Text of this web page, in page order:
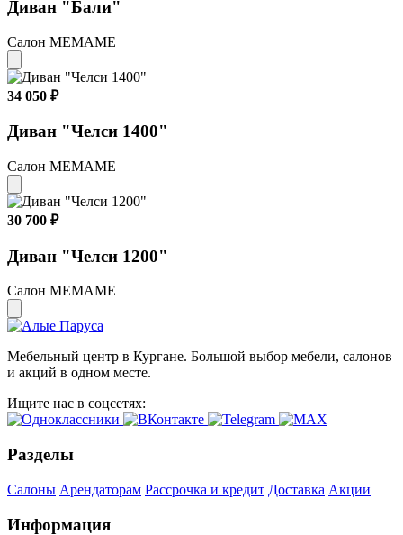
Диван "Бали"
Салон МЕМАМЕ
34 050 ₽
Диван "Челси 1400"
Салон МЕМАМЕ
30 700 ₽
Диван "Челси 1200"
Салон МЕМАМЕ
Мебельный центр в Кургане. Большой выбор мебели, салонов
и акций в одном месте.
Ищите нас в соцсетях:
Разделы
Салоны Арендаторам Рассрочка и кредит Доставка Акции
Информация